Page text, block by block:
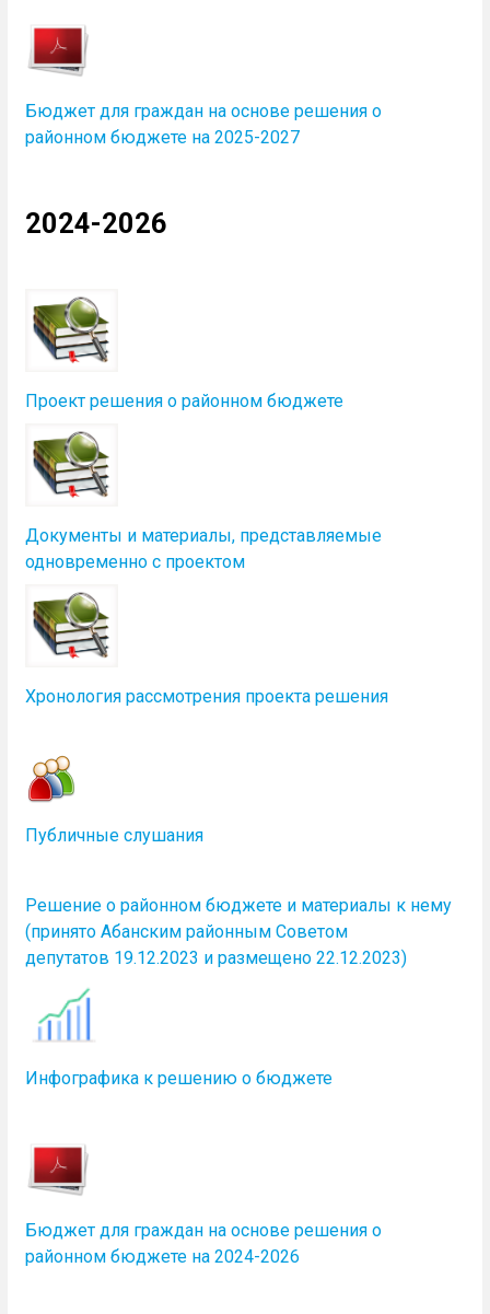
Бюджет для граждан на основе решения о
районном бюджете на 2025-2027
2024-2026
Проект решения о районном бюджете
Документы и материалы, представляемые
одновременно с проектом
Хронология рассмотрения проекта решения
Публичные слушания
Решение о районном бюджете и материалы к нему
(принято Абанским районным Советом
депутатов 19.12.2023 и размещено 22.12.2023)
Инфографика к решению о бюджете
Бюджет для граждан на основе решения о
районном бюджете на 2024-2026